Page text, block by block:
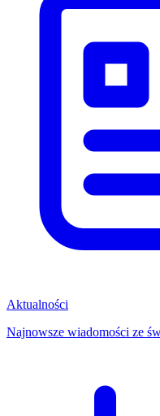
Aktualności
Najnowsze wiadomości ze